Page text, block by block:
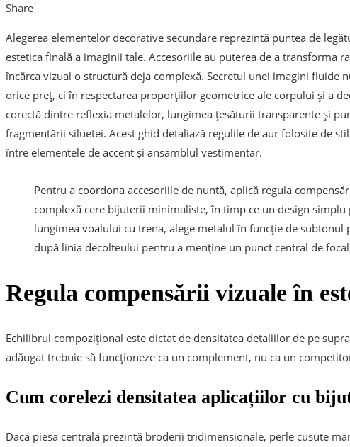
Share
Alegerea elementelor decorative secundare reprezintă puntea de
estetica finală a imaginii tale. Accesoriile au puterea de a transforma
încărca vizual o structură deja complexă. Secretul unei imagini fluide
orice preț, ci în respectarea proporțiilor geometrice ale corpului și a
corectă dintre reflexia metalelor, lungimea țesăturii transparente și
fragmentării siluetei. Acest ghid detaliază regulile de aur folosite de
între elementele de accent și ansamblul vestimentar.
Pentru a coordona accesoriile de nuntă, aplică regula
complexă cere bijuterii minimaliste, în timp ce un design simplu
lungimea voalului cu trena, alege metalul în funcție de subtonul
după linia decolteului pentru a menține un punct central de
Regula compensării vizuale în
Echilibrul compozițional este dictat de densitatea detaliilor de pe
adăugat trebuie să funcționeze ca un complement, nu ca un
Cum corelezi densitatea aplicațiilor cu
Dacă piesa centrală prezintă broderii tridimensionale, perle cusute